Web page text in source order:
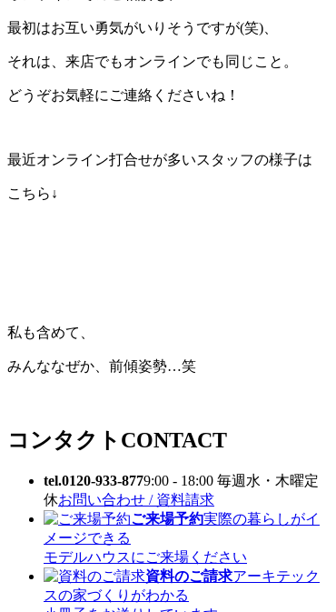
最初はお互い勇気がいりそうですが(笑)、
それは、来店でもオンラインでも同じこと。
どうぞお気軽にご連絡くださいね！
最近オンライン打合せが多いスタッフの様子は
こちら↓
私も含めて、
みんななぜか、前傾姿勢…笑
コンタクト CONTACT
tel.0120-933-8779:00 - 18:00 毎週水・木曜定
休お問い合わせ / 資料請求
ご来場予約実際の暮らしがイ
メージできる
モデルハウスにご来場ください
資料のご請求アーキテック
スの家づくりがわかる